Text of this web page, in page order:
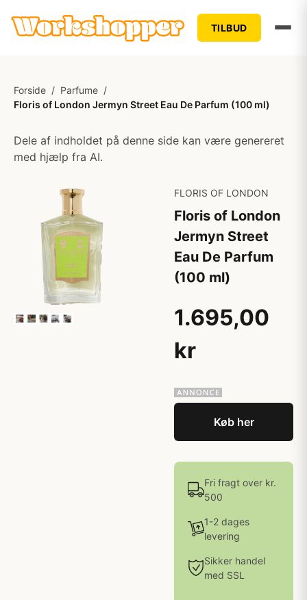
TILBUD
Forside / Parfume /
Floris of London Jermyn Street Eau De Parfum (100 ml)
Dele af indholdet på denne side kan være genereret
med hjælp fra AI.
FLORIS OF LONDON
Floris of London
Jermyn Street
Eau De Parfum
(100 ml)
1.695,00
kr
Køb her
Fri fragt over kr.
500
1-2 dages
levering
Sikker handel
med SSL